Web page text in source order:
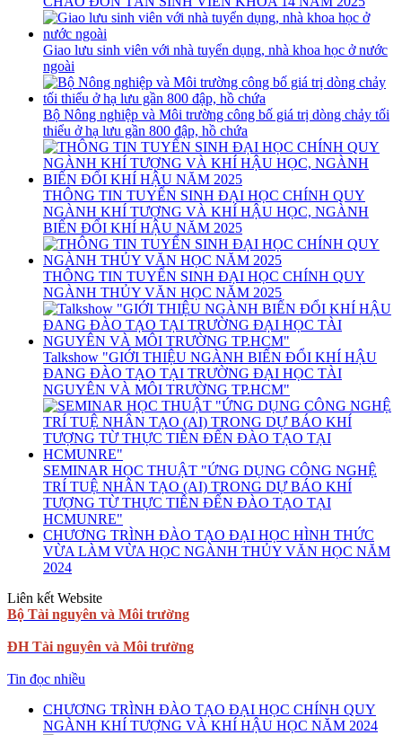
Giao lưu sinh viên với nhà tuyển dụng, nhà khoa học ở nước
ngoài
Bộ Nông nghiệp và Môi trường công bố giá trị dòng chảy tối
thiểu ở hạ lưu gần 800 đập, hồ chứa
THÔNG TIN TUYỂN SINH ĐẠI HỌC CHÍNH QUY
NGÀNH KHÍ TƯỢNG VÀ KHÍ HẬU HỌC, NGÀNH
BIẾN ĐỔI KHÍ HẬU NĂM 2025
THÔNG TIN TUYỂN SINH ĐẠI HỌC CHÍNH QUY
NGÀNH THỦY VĂN HỌC NĂM 2025
Talkshow "GIỚI THIỆU NGÀNH BIẾN ĐỔI KHÍ HẬU
ĐANG ĐÀO TẠO TẠI TRƯỜNG ĐẠI HỌC TÀI
NGUYÊN VÀ MÔI TRƯỜNG TP.HCM"
SEMINAR HỌC THUẬT "ỨNG DỤNG CÔNG NGHỆ
TRÍ TUỆ NHÂN TẠO (AI) TRONG DỰ BÁO KHÍ
TƯỢNG TỪ THỰC TIỄN ĐẾN ĐÀO TẠO TẠI
HCMUNRE"
CHƯƠNG TRÌNH ĐÀO TẠO ĐẠI HỌC HÌNH THỨC
VỪA LÀM VỪA HỌC NGÀNH THỦY VĂN HỌC NĂM
2024
Liên kết Website
Bộ Tài nguyên và Môi trường
ĐH Tài nguyên và Môi trường
Tin đọc nhiều
CHƯƠNG TRÌNH ĐÀO TẠO ĐẠI HỌC CHÍNH QUY
NGÀNH KHÍ TƯỢNG VÀ KHÍ HẬU HỌC NĂM 2024